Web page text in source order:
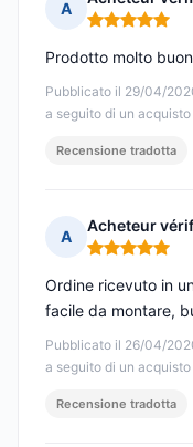
A
Nota: 5 su 5
Pubblicato il 29/04/
a seguito di un
Prodotto molto
Recensione tradotta
A
Acheteur
Nota: 5 su 5
Pubblicato il 26/04/
a seguito di un
Ordine ricevuto in
facile da montare,
Recensione tradotta